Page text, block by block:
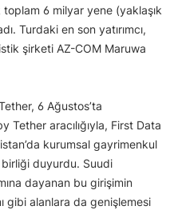
toplam 6 milyar yene (yaklaşık
Turdaki en son yatırımcı,
şirketi AZ-COM Maruwa
6 Ağustos’ta
aracılığıyla, First Data
kurumsal gayrimenkul
birliği duyurdu. Suudi
dayanan bu girişimin
gibi alanlara da genişlemesi